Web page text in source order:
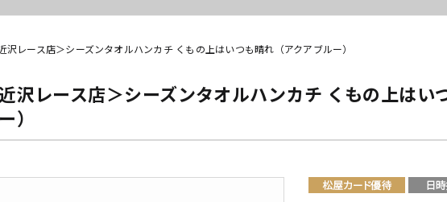
沢レース店＞シーズンタオルハンカチ くもの上はいつも晴れ（アクアブルー）
沢レース店＞シーズンタオルハンカチ くもの上はい
）